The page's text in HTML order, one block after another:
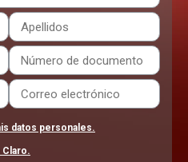
datos personales.
Claro.